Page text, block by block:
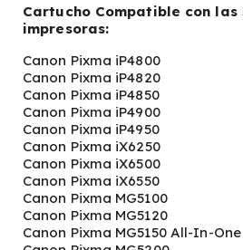
Cartucho Compatible con las
impresoras:
Canon Pixma iP4800
Canon Pixma iP4820
Canon Pixma iP4850
Canon Pixma iP4900
Canon Pixma iP4950
Canon Pixma iX6250
Canon Pixma iX6500
Canon Pixma iX6550
Canon Pixma MG5100
Canon Pixma MG5120
Canon Pixma MG5150 All-In-One